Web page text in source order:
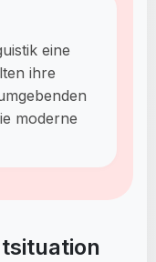
eine
ihre
moderne